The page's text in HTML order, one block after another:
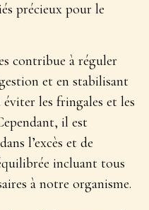
précieux pour le
contribue à réguler
et en stabilisant
les fringales et les
il est
l’excès et de
incluant tous
à notre organisme.